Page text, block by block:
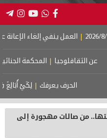
عن المستفيدين | إطلاق
الجنائية الدولية.. إستقلال
لِكَيْ أُبَالِغَ فِي حُبِّكِ | لم أكن أخاف
إلى